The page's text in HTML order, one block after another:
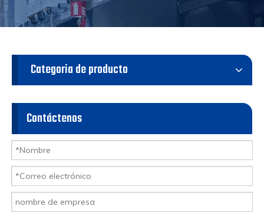
Categoria de producto
Contáctenos